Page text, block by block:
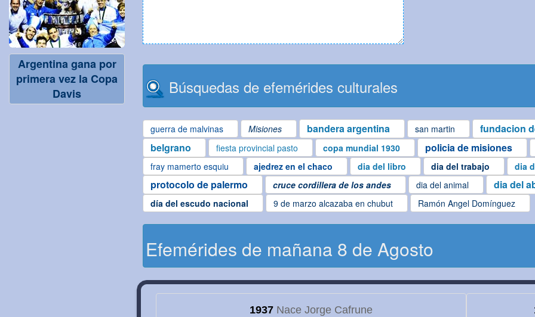
Argentina gana por
primera vez la Copa
Davis
Búsquedas de efemérides culturales
guerra de malvinas Misiones bandera argentina san martin fundacion
belgrano fiesta provincial pasto copa mundial 1930 policia de misiones
fray mamerto esquiu
ajedrez en el chaco dia del libro dia del trabajo dia
protocolo de palermo cruce cordillera de los andes dia del animal dia del
día del escudo nacional
9 de marzo alcazaba en chubut Ramón Angel Domínguez
Efemérides de mañana 8 de Agosto
1937Nace Jorge Cafrune